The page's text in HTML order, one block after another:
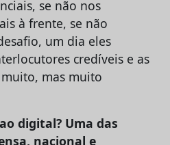
se não nos
à frente, se não
um dia eles
credíveis e as
mas muito
digital? Uma das
nacional e